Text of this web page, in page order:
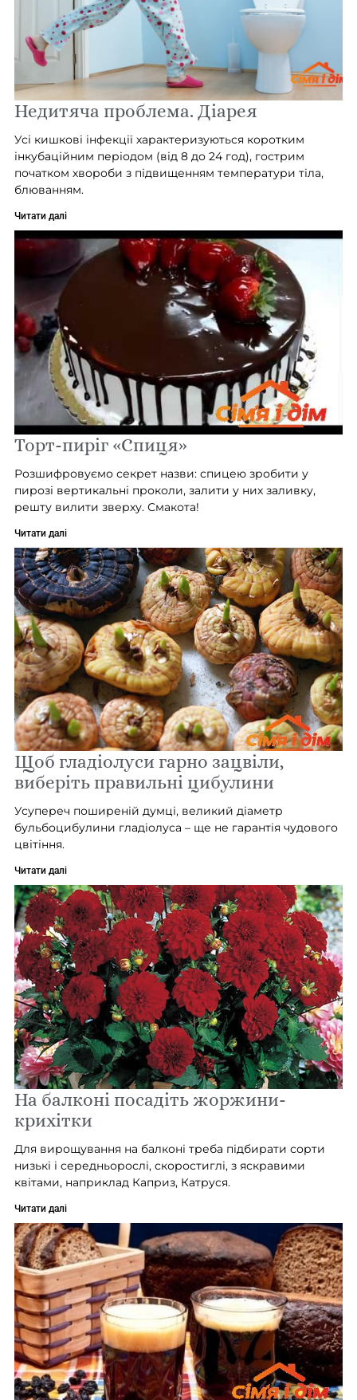
Недитяча проблема. Діарея
Усі кишкові інфекції характеризуються коротким
інкубаційним періодом (від 8 до 24 год), гострим
початком хвороби з підвищенням температури тіла,
блюванням.
Читати далі
Торт-пиріг «Спиця»
Розшифровуємо секрет назви: спицею зробити у
пирозі вертикальні проколи, залити у них заливку,
решту вилити зверху. Смакота!
Читати далі
Щоб гладіолуси гарно зацвіли,
виберіть правильні цибулини
Усупереч поширеній думці, великий діаметр
бульбоцибулини гладіолуса – ще не гарантія чудового
цвітіння.
Читати далі
На балконі посадіть жоржини-
крихітки
Для вирощування на балконі треба підбирати сорти
низькі і середньорослі, скоростиглі, з яскравими
квітами, наприклад Каприз, Катруся.
Читати далі